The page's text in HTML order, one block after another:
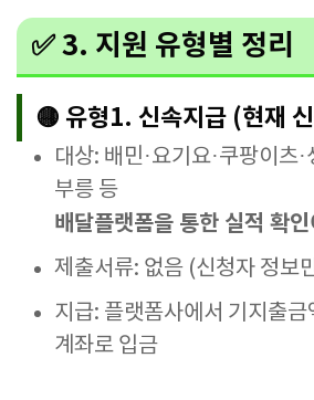
✅ 3. 지원 유형별 정리
🟡 유형1. 신속지급 (현재
대상: 배민·요기요·쿠팡이츠·
부릉 등
배달플랫폼을 통한 실적 확
제출서류: 없음 (신청자 정보
지급: 플랫폼사에서 기지출
계좌로 입금